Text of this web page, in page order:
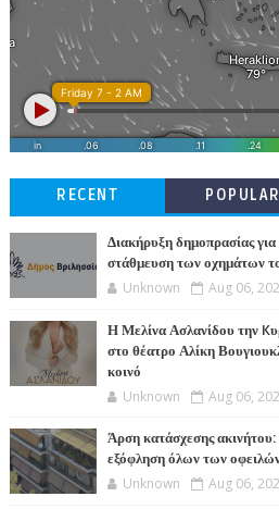
RECENT POPULAR
Διακήρυξη δημοπρασίας
στάθμευση των οχημάτων
Unknown Aug 06,
Η Μελίνα Ασλανίδου την
στο θέατρο Αλίκη
κοινό
Unknown Aug 06,
Άρση κατάσχεσης
εξόφληση όλων των
Unknown Aug 06,